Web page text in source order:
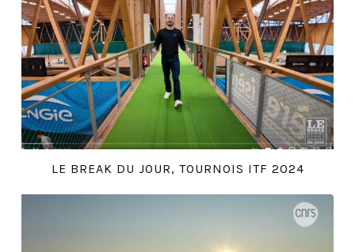
LE BREAK DU JOUR, TOURNOIS ITF 2024